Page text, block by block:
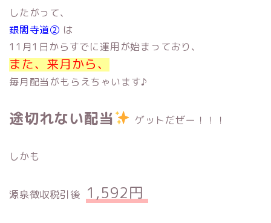
したがって、
銀閣寺道② は
11月1日からすでに運用が始まっており、
また、来月から、
毎月配当がもらえちゃいます♪
途切れない配当 ゲットだぜー！！！
しかも
源泉徴収税引後 1,592円